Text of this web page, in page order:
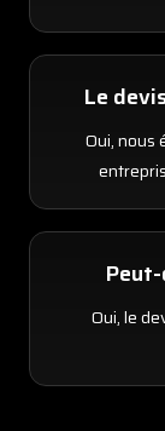
Le
Oui, nous
Oui, le